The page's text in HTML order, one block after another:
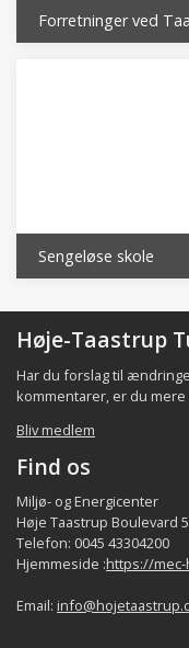
Forretninger ved
Sengeløse skole
Høje-Taastrup
Har du forslag til
kommentarer, er du
Bliv medlem
Find os
Miljø- og Energicenter
Høje Taastrup Boulevard
Telefon: 0045 43304200
Hjemmeside :https://
Email: